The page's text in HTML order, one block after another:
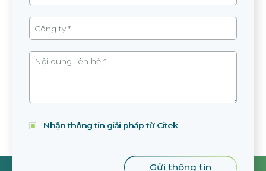
Nhận thông tin giải pháp từ Citek